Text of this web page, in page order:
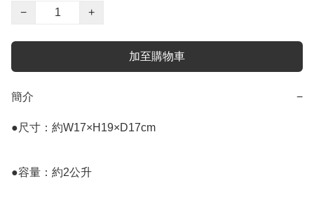
−
+
加至購物車
簡介 −
●尺寸：約W17×H19×D17cm
●容量：約2公升